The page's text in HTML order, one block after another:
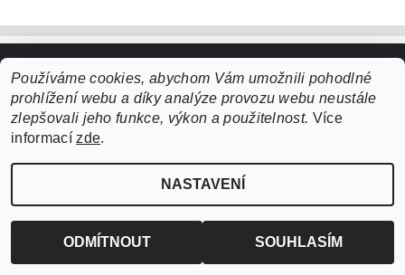
2026 ©ZooLife.cz, všechna práva vyhrazenaUpravit nastavení cookies
Vytvořil Shoptet
Používáme cookies, abychom Vám umožnili pohodlné
prohlížení webu a díky analýze provozu webu neustále
zlepšovali jeho funkce, výkon a použitelnost. Více
informacízde.
NASTAVENÍ
ODMÍTNOUT SOUHLASÍM